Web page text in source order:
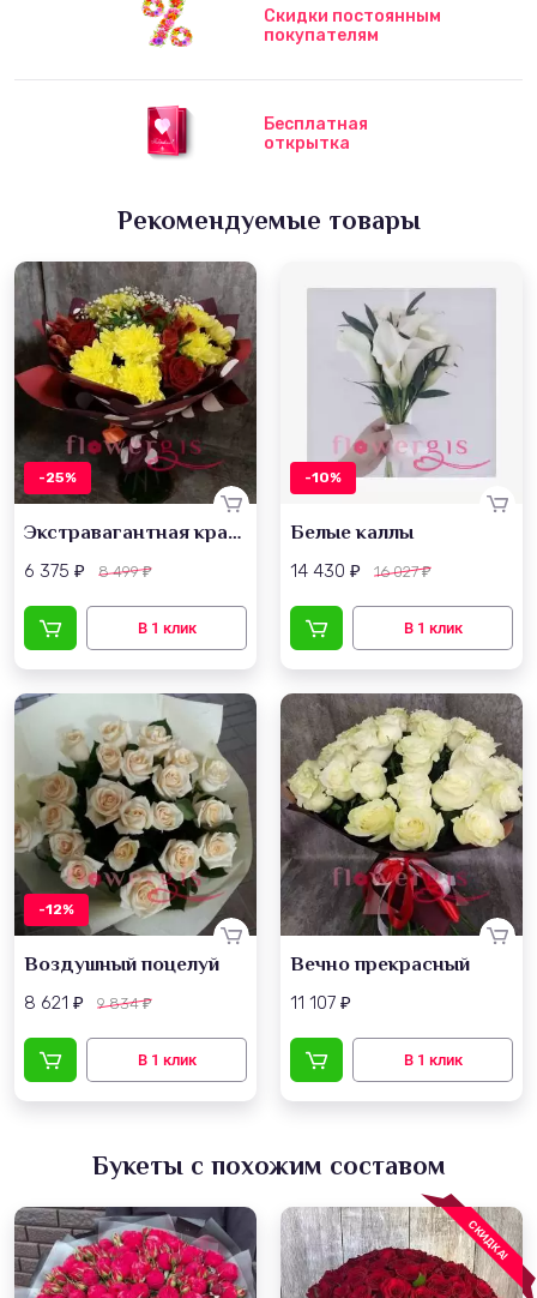
Скидки постоянным
покупателям
Бесплатная
открытка
Рекомендуемые товары
-25%
Экстравагантная красота
6 375 ₽ 8 499₽
-10%
Белые каллы
14 430 ₽ 16 027₽
-12%
Воздушный поцелуй
8 621 ₽ 9 834₽
Вечно прекрасный
11 107 ₽
Букеты с похожим составом
СКИДКА!